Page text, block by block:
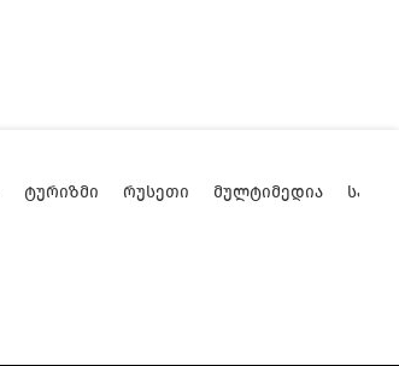
ᲢᲣᲠᲘᲖᲛᲘ ᲠᲣᲡᲔᲗᲘ ᲛᲣᲚᲢᲘᲛᲔᲓᲘᲐ